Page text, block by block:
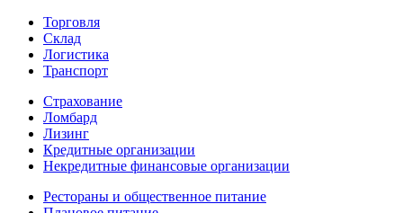
Торговля
Склад
Логистика
Транспорт
Страхование
Ломбард
Лизинг
Кредитные организации
Некредитные финансовые организации
Рестораны и общественное питание